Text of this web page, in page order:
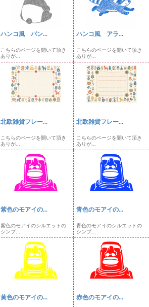
ハンコ風 パン...
こちらのページを開いて頂き
ありが...
ハンコ風 アラ...
こちらのページを開いて頂き
ありが...
北欧雑貨フレー...
こちらのページを開いて頂き
ありが...
北欧雑貨フレー...
こちらのページを開いて頂き
ありが...
紫色のモアイの...
紫色のモアイのシルエットの
シンプ...
青色のモアイの...
青色のモアイのシルエットの
シンプ...
黄色のモアイの... 赤色のモアイの...